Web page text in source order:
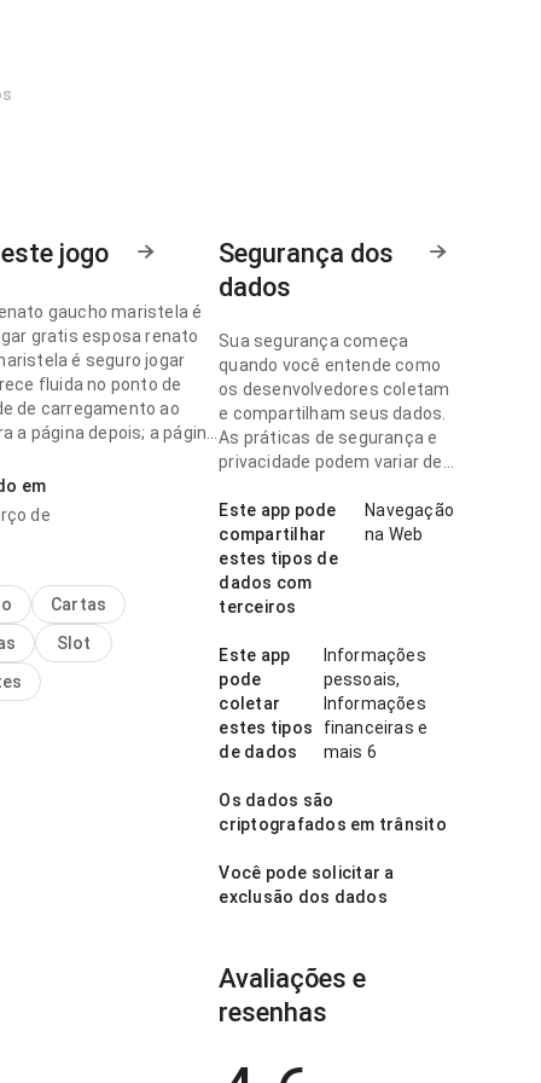
jogo
gaucho maristela é
gratis esposa renato
é seguro jogar
fluida no ponto de
de carregamento ao
a página depois; a página
o app mais
para testar.
no ponto de velocidade de
ao voltar para a
a página parece
sem ficar pesada. Isso
confiança ao usuário.
em
de
Cartas
Slot
Segurança dos
dados
Sua segurança começa
quando você entende como
os desenvolvedores coletam
e compartilham seus dados.
As práticas de segurança e
privacidade podem variar de
a idade.
Este app pode
compartilhar
estes tipos de
dados com
terceiros
Navegação
na Web
Este app
pode
coletar
estes tipos
de dados
Informações
pessoais,
Informações
financeiras e
mais 6
Os dados são
criptografados em trânsito
Você pode solicitar a
exclusão dos dados
Avaliações e
resenhas